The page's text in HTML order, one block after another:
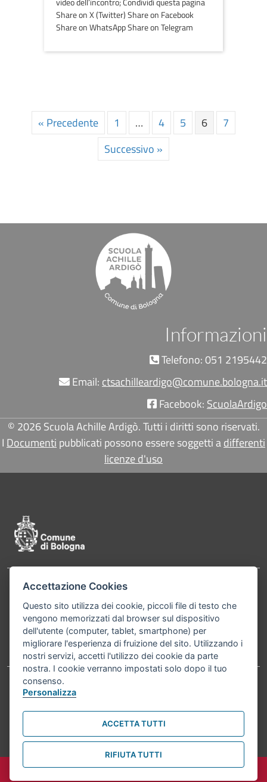
Share on X (Twitter) Share on Facebook
Share on WhatsApp Share on Telegram
« Precedente 1 … 4 5 6
7
Successivo »
Informazioni
Telefono: 051 2195442
Email: ctsachilleardigo@comune.bologna.it
Facebook: ScuolaArdigo
© 2026 Scuola Achille Ardigò. Tutti i diritti sono riservati.
I Documenti pubblicati possono essere soggetti adifferenti
licenze d'uso
Contatti
Bologna P.Iva 01232710374 Cod. IBAN: IT 88 R
02008 02435 000020067156
Telefono:051203040
Accessibilità Carta dei valori
Informativa sul trattamento dei dati personali Note legali
© Comune di Bologna 2026. Tutti i diritti riservati.
Accettazione Cookies
Questo sito utilizza dei cookie, piccoli file di testo che
vengono memorizzati dal browser sul dispositivo
dell'utente (computer, tablet, smartphone) per
migliorare l'esperienza di fruizione del sito. Utilizzando i
nostri servizi, accetti l'utilizzo dei cookie da parte
nostra. I cookie verranno impostati solo dopo il tuo
consenso.
Personalizza
ACCETTA TUTTI
RIFIUTA TUTTI